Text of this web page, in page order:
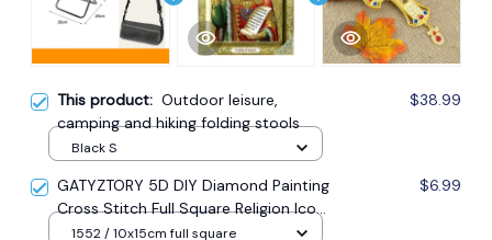
This product: Outdoor leisure,
camping and hiking folding stools
$38.99
Black S
GATYZTORY 5D DIY Diamond Painting
Cross Stitch Full Square Religion Icon
5d Diamond Embroidery Mosaic New
$6.99
1552 / 10x15cm full square